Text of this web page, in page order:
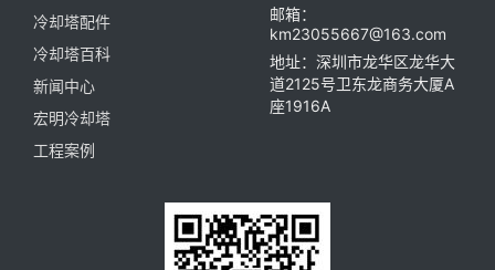
冷却塔配件
冷却塔百科
新闻中心
宏明冷却塔
工程案例
邮箱：
km23055667@163.com
地址：深圳市龙华区龙华大
道2125号卫东龙商务大厦A
座1916A